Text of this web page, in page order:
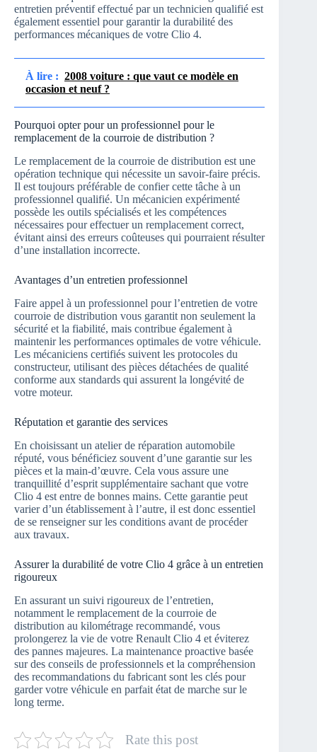
entretien préventif effectué par un technicien qualifié est
également essentiel pour garantir la durabilité des
performances mécaniques de votre Clio 4.
À lire : 2008 voiture : que vaut ce modèle en
occasion et neuf ?
Pourquoi opter pour un professionnel pour le
remplacement de la courroie de distribution ?
Le remplacement de la courroie de distribution est une
opération technique qui nécessite un savoir-faire précis.
Il est toujours préférable de confier cette tâche à un
professionnel qualifié. Un mécanicien expérimenté
possède les outils spécialisés et les compétences
nécessaires pour effectuer un remplacement correct,
évitant ainsi des erreurs coûteuses qui pourraient résulter
d’une installation incorrecte.
Avantages d’un entretien professionnel
Faire appel à un professionnel pour l’entretien de votre
courroie de distribution vous garantit non seulement la
sécurité et la fiabilité, mais contribue également à
maintenir les performances optimales de votre véhicule.
Les mécaniciens certifiés suivent les protocoles du
constructeur, utilisant des pièces détachées de qualité
conforme aux standards qui assurent la longévité de
votre moteur.
Réputation et garantie des services
En choisissant un atelier de réparation automobile
réputé, vous bénéficiez souvent d’une garantie sur les
pièces et la main-d’œuvre. Cela vous assure une
tranquillité d’esprit supplémentaire sachant que votre
Clio 4 est entre de bonnes mains. Cette garantie peut
varier d’un établissement à l’autre, il est donc essentiel
de se renseigner sur les conditions avant de procéder
aux travaux.
Assurer la durabilité de votre Clio 4 grâce à un entretien
rigoureux
En assurant un suivi rigoureux de l’entretien,
notamment le remplacement de la courroie de
distribution au kilométrage recommandé, vous
prolongerez la vie de votre Renault Clio 4 et éviterez
des pannes majeures. La maintenance proactive basée
sur des conseils de professionnels et la compréhension
des recommandations du fabricant sont les clés pour
garder votre véhicule en parfait état de marche sur le
long terme.
Rate this post